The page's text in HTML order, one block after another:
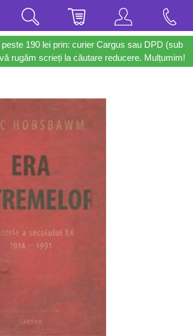
190 lei prin: curier Cargus sau DPD (sub
rugăm scrieți la căutare reducere. Mulțumim!